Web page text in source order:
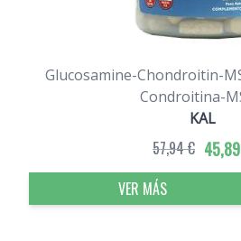
Glucosamine-Chondroitin-
Condroitina-
KAL
57,94 €
VER MÁS